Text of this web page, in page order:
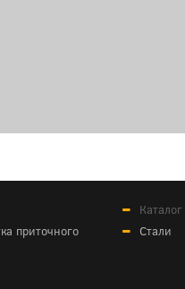
приточного
Стали